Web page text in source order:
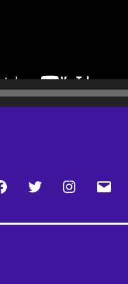
FacebookTwitter Instagram